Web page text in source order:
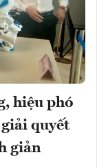
hiệu phó
quyết
giản